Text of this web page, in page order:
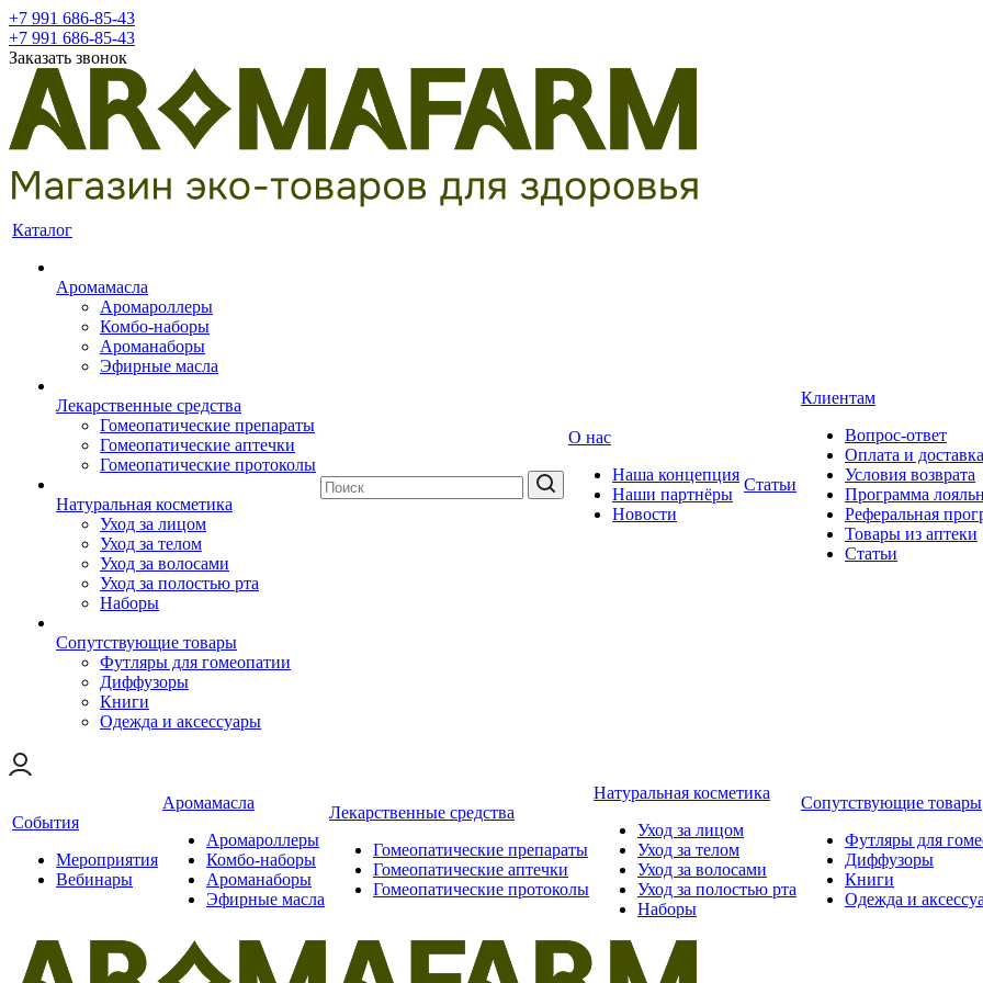
+7 991 686-85-43
+7 991 686-85-43
Заказать звонок
Каталог
Аромамасла
Аромароллеры
Комбо-наборы
Ароманаборы
Эфирные масла
Лекарственные средства
Гомеопатические препараты
Гомеопатические аптечки
Гомеопатические протоколы
Натуральная косметика
Уход за лицом
Уход за телом
Уход за волосами
Уход за полостью рта
Наборы
Сопутствующие товары
Футляры для гомеопатии
Диффузоры
Книги
Одежда и аксессуары
О нас
Наша концепция
Наши партнёры
Новости
Статьи
Клиентам
Вопрос-ответ
Оплата и доставка
Условия возврата
Программа
Реферальная
Товары из аптеки
Статьи
События
Мероприятия
Вебинары
Аромамасла
Аромароллеры
Комбо-наборы
Ароманаборы
Эфирные масла
Лекарственные средства
Гомеопатические препараты
Гомеопатические аптечки
Гомеопатические протоколы
Натуральная косметика
Уход за лицом
Уход за телом
Уход за волосами
Уход за полостью рта
Наборы
Сопутствующие товары
Футляры для
Диффузоры
Книги
Одежда и